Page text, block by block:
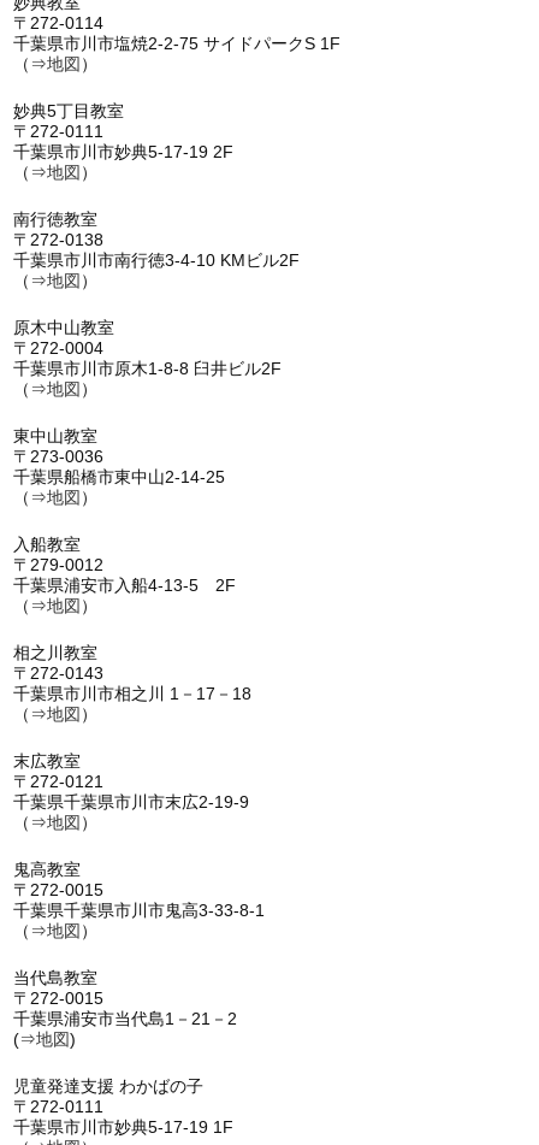
〒272-0114
千葉県市川市塩焼2-2-75 サイドパークS 1F
（⇒地図 ）
妙典5丁目教室
〒272-0111
千葉県市川市妙典5-17-19 2F
（⇒地図 ）
南行徳教室
〒272-0138
千葉県市川市南行徳3-4-10 KMビル2F
（⇒地図 ）
原木中山教室
〒272-0004
千葉県市川市原木1-8-8 臼井ビル2F
（⇒地図 ）
東中山教室
〒273-0036
千葉県船橋市東中山2-14-25
（⇒地図 ）
入船教室
〒279-0012
千葉県浦安市入船4-13-5 2F
（⇒地図 ）
相之川教室
〒272-0143
千葉県市川市相之川 1－17－18
（⇒地図 ）
末広教室
〒272-0121
千葉県千葉県市川市末広2-19-9
（⇒地図 ）
鬼高教室
〒272-0015
千葉県千葉県市川市鬼高3-33-8-1
（⇒地図 ）
当代島教室
〒272-0015
千葉県浦安市当代島1－21－2
(⇒地図)
児童発達支援 わかばの子
〒272-0111
千葉県市川市妙典5-17-19 1F